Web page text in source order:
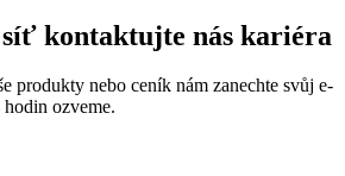
kontaktujte nás kariéra
produkty nebo ceník nám zanechte svůj e-
ozveme.